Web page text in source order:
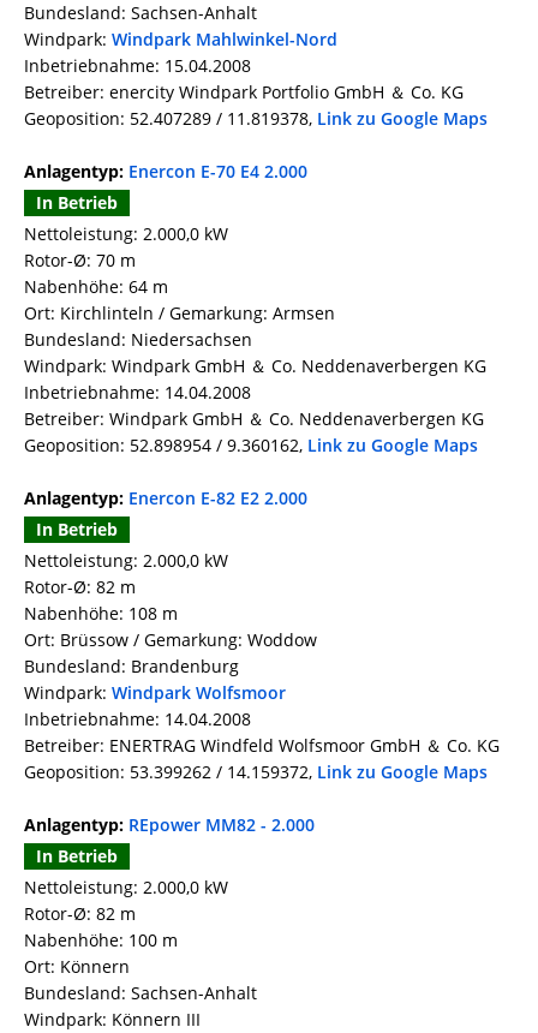
Bundesland: Sachsen-Anhalt
Windpark: Windpark Mahlwinkel-Nord
Inbetriebnahme: 15.04.2008
Betreiber: enercity Windpark Portfolio GmbH ＆ Co. KG
Geoposition: 52.407289 / 11.819378, Link zu Google Maps
Anlagentyp: Enercon E-70 E4 2.000
In Betrieb
Nettoleistung: 2.000,0 kW
Rotor-Ø: 70 m
Nabenhöhe: 64 m
Ort: Kirchlinteln / Gemarkung: Armsen
Bundesland: Niedersachsen
Windpark: Windpark GmbH ＆ Co. Neddenaverbergen KG
Inbetriebnahme: 14.04.2008
Betreiber: Windpark GmbH ＆ Co. Neddenaverbergen KG
Geoposition: 52.898954 / 9.360162, Link zu Google Maps
Anlagentyp: Enercon E-82 E2 2.000
In Betrieb
Nettoleistung: 2.000,0 kW
Rotor-Ø: 82 m
Nabenhöhe: 108 m
Ort: Brüssow / Gemarkung: Woddow
Bundesland: Brandenburg
Windpark: Windpark Wolfsmoor
Inbetriebnahme: 14.04.2008
Betreiber: ENERTRAG Windfeld Wolfsmoor GmbH ＆ Co. KG
Geoposition: 53.399262 / 14.159372, Link zu Google Maps
Anlagentyp: REpower MM82 - 2.000
In Betrieb
Nettoleistung: 2.000,0 kW
Rotor-Ø: 82 m
Nabenhöhe: 100 m
Ort: Könnern
Bundesland: Sachsen-Anhalt
Windpark: Könnern III